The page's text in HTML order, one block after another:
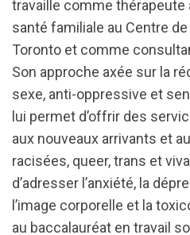
travaille comme thérapeute
santé familiale au Centre
Toronto et comme
Son approche axée sur la
sexe, anti-oppressive et
lui permet d’offrir des
aux nouveaux arrivants et
racisées, queer, trans et
d’adresser l’anxiété, la
l’image corporelle et la
au baccalauréat en travail